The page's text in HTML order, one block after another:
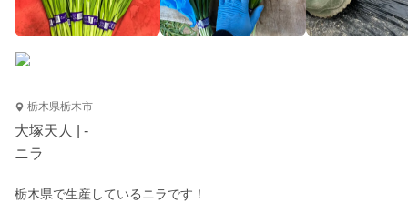
栃木県栃木市
大塚天人 | -
ニラ
栃木県で生産しているニラです！